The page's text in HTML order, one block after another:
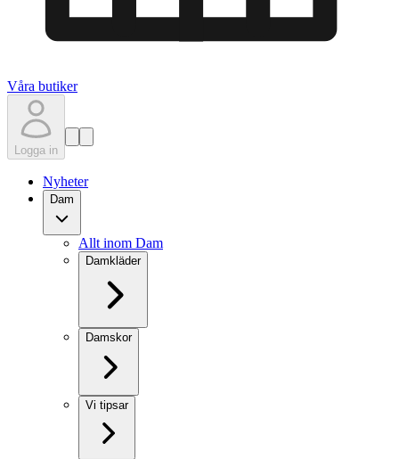
Våra butiker
Logga in
Nyheter
Dam
Allt inom Dam
Damkläder
Damskor
Vi tipsar